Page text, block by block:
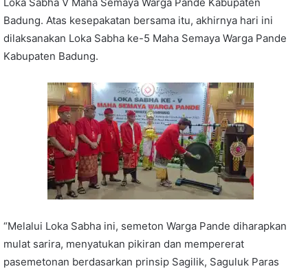
Badung. Atas kesepakatan bersama itu, akhirnya hari ini
dilaksanakan Loka Sabha ke-5 Maha Semaya Warga Pande
Kabupaten Badung.
“Melalui Loka Sabha ini, semeton Warga Pande diharapkan
mulat sarira, menyatukan pikiran dan mempererat
pasemetonan berdasarkan prinsip Sagilik, Saguluk Paras